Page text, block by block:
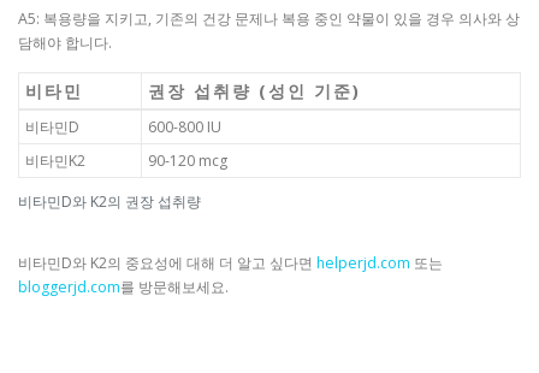
A5: 복용량을 지키고, 기존의 건강 문제나 복용 중인 약물이 있을 경우 의사와 상
담해야 합니다.
비타민D와 K2의 권장 섭취량
비타민 권장 섭취량 (성인 기준)
비타민D
600-800 IU
비타민K2
90-120 mcg
비타민D와 K2의 중요성에 대해 더 알고 싶다면 helperjd.com 또는
bloggerjd.com를 방문해보세요.